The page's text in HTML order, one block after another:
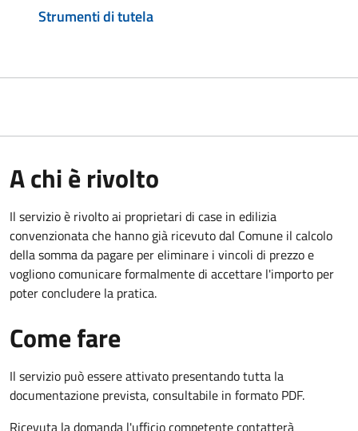
Strumenti di tutela
A chi è rivolto
Il servizio è rivolto ai proprietari di case in edilizia
convenzionata che hanno già ricevuto dal Comune il calcolo
della somma da pagare per eliminare i vincoli di prezzo e
vogliono comunicare formalmente di accettare l'importo per
poter concludere la pratica.
Come fare
Il servizio può essere attivato presentando tutta la
documentazione prevista, consultabile in formato PDF.
Ricevuta la domanda l'ufficio competente contatterà